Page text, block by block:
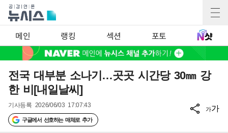
메인 랭킹 섹션 포토
전국 대부분 소나기…곳곳 시간당 30㎜ 강
한 비[내일날씨]
기사등록 2026/06/03 17:07:43
구글에서 선호하는 매체로 추가
가가